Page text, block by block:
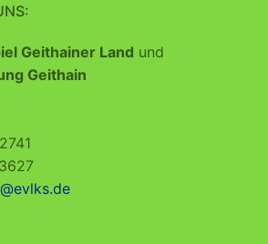
Geithainer Land und
Geithain